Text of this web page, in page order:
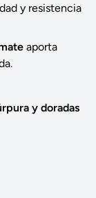
y resistencia
aporta
y doradas